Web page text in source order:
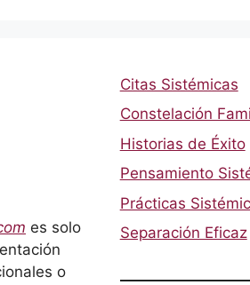
es solo
o
Citas Sistémicas
Constelación
Historias de Éxito
Pensamiento
Prácticas
Separación Eficaz